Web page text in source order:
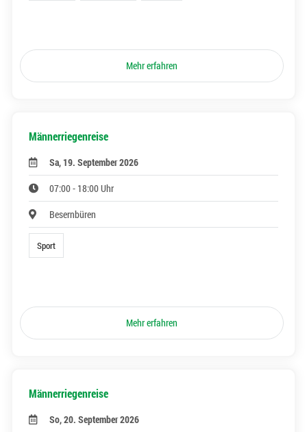
Mehr erfahren
Männerriegenreise
Sa, 19. September 2026
07:00 - 18:00 Uhr
Besernbüren
Sport
Mehr erfahren
Männerriegenreise
So, 20. September 2026